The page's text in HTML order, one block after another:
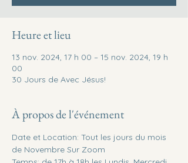
Heure et lieu
13 nov. 2024, 17 h 00 – 15 nov. 2024, 19 h
00
30 Jours de Avec Jésus!
À propos de l'événement
Date et Location: Tout les jours du mois
de Novembre Sur Zoom